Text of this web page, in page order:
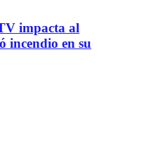
impacta al
incendio en su